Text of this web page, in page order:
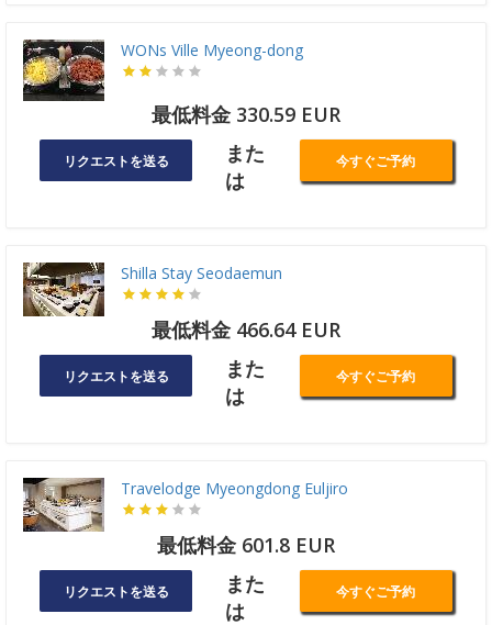
WONs Ville Myeong-dong
最低料金 330.59 EUR
リクエストを送る
また
は
今すぐご予約
Shilla Stay Seodaemun
最低料金 466.64 EUR
リクエストを送る
また
は
今すぐご予約
Travelodge Myeongdong Euljiro
最低料金 601.8 EUR
リクエストを送る
また
は
今すぐご予約